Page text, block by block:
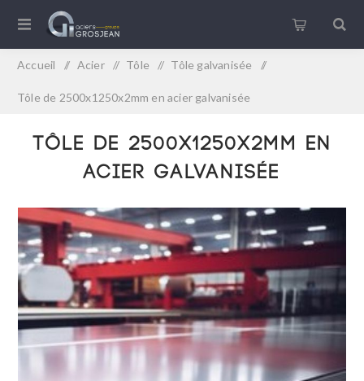
Accueil / Acier / Tôle / Tôle galvanisée /
Tôle de 2500x1250x2mm en acier galvanisée
Tôle de 2500x1250x2mm en
acier galvanisée